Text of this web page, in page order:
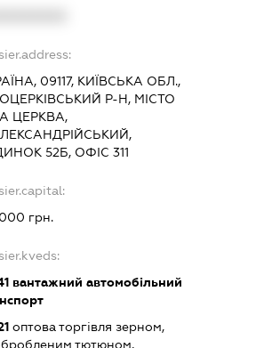
09117, КИЇВСЬКА ОБЛ.,
Р-Н, МІСТО
ЦЕРКВА,
52Б, ОФІС 311
грн.
вантажний автомобільний
оптова торгівля зерном,
тютюном,